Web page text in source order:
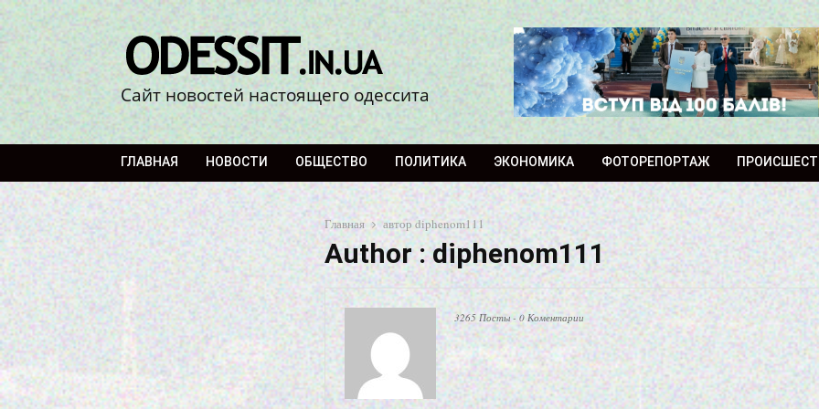
Сайт новостей настоящего одессита
ГЛАВНАЯ НОВОСТИ ОБЩЕСТВО ПОЛИТИКА ЭКОНОМИКА ФОТОРЕПОРТАЖ
Главная авторdiphenom111
Author :diphenom111
3265 Посты-0 Коментарии